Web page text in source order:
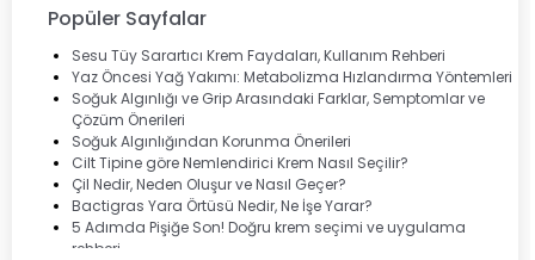
Lansinoh
Cebrolux
Dermoskin
Marvis
Rcfarma
Popüler Sayfalar
Sesu Tüy Sarartıcı Krem Faydaları, Kullanım Rehberi
Yaz Öncesi Yağ Yakımı: Metabolizma Hızlandırma Yöntemleri
Soğuk Algınlığı ve Grip Arasındaki Farklar, Semptomlar ve
Çözüm Önerileri
Soğuk Algınlığından Korunma Önerileri
Cilt Tipine göre Nemlendirici Krem Nasıl Seçilir?
Çil Nedir, Neden Oluşur ve Nasıl Geçer?
Bactigras Yara Örtüsü Nedir, Ne İşe Yarar?
5 Adımda Pişiğe Son! Doğru krem seçimi ve uygulama
rehberi